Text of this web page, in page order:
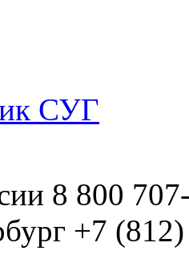
СУГ
8 800
+7